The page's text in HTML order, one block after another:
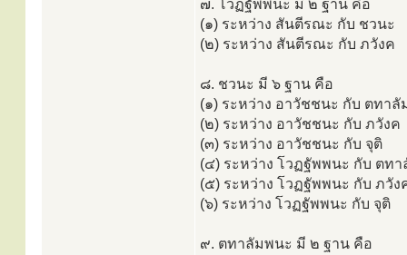
๗. โวฏฐัพพนะ มี ๒ ฐาน คือ
(๑) ระหว่าง สันตีรณะ กับ ชวนะ
(๒) ระหว่าง สันตีรณะ กับ ภวังค
๘. ชวนะ มี ๖ ฐาน คือ
(๑) ระหว่าง อาวัชชนะ กับ ตทาลั
(๒) ระหว่าง อาวัชชนะ กับ ภวังค
(๓) ระหว่าง อาวัชชนะ กับ จุติ
(๔) ระหว่าง โวฏฐัพพนะ กับ ตท
(๕) ระหว่าง โวฏฐัพพนะ กับ ภวัง
(๖) ระหว่าง โวฏฐัพพนะ กับ จุติ
๙. ตทาลัมพนะ มี ๒ ฐาน คือ